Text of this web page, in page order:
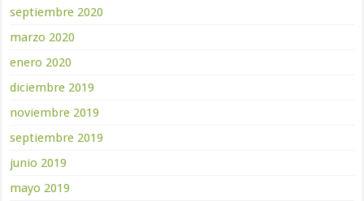
septiembre 2020
marzo 2020
enero 2020
diciembre 2019
noviembre 2019
septiembre 2019
junio 2019
mayo 2019